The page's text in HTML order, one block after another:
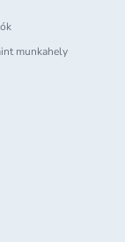
munkahely